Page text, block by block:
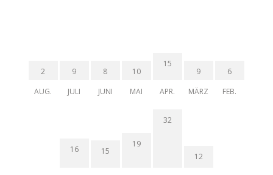
2
AUG.
9
JULI
8
JUNI
10
MAI
15
APR.
9
MÄRZ
6
FEB.
16 15
19
32
12